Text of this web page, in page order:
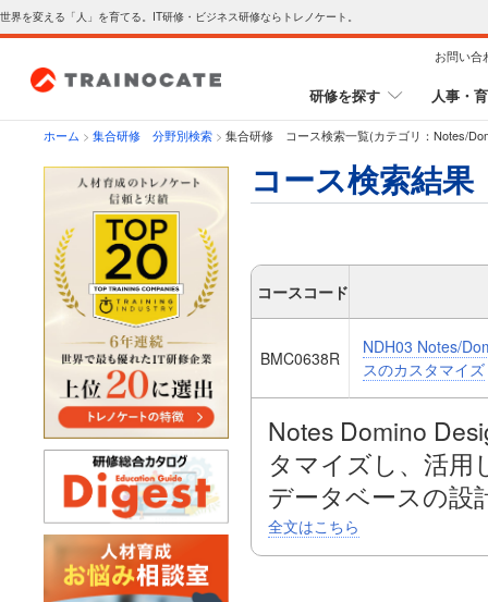
世界を変える「人」を育てる。IT研修・ビジネス研修ならトレノケート。
お問い合
研修を探す 人事・
ホーム > 集合研修 分野別検索 > 集合研修 コース検索一覧(カテゴリ：Notes/
コース検索結
コースコード
BMC0638R
NDH03 Notes/
スのカスタマイズ
Notes Domino
タマイズし、活用
データベースの設
ューのレイアウト
どを通して、より
全文はこちら